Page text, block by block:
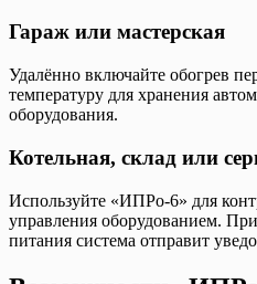
Гараж или мастерская
Удалённо включайте обогрев
температуру для хранения
оборудования.
Котельная, склад или
Используйте «ИПРо-6» для
управления оборудованием.
питания система отправит